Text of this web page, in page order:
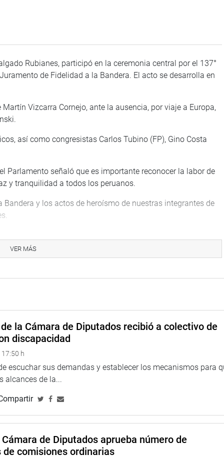
Rubianes, participó en la ceremonia central por el 137°
de Fidelidad a la Bandera. El acto se desarrolla en
Vizcarra Cornejo, ante la ausencia, por viaje a Europa,
así como congresistas Carlos Tubino (FP), Gino Costa
Parlamento señaló que es importante reconocer la labor de
y tranquilidad a todos los peruanos.
y los actos de heroísmo de nuestras integrantes de
web y redes sociales.
VER MÁS
la Cámara de Diputados recibió a colectivo de
discapacidad
h
escuchar sus demandas y establecer los mecanismos para
alcances de la...
de Diputados aprueba número de
comisiones ordinarias